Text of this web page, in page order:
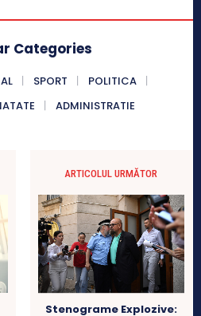
Categories
SPORT
POLITICA
ADMINISTRATIE
ARTICOLUL URMĂTOR
Stenograme Explozive: